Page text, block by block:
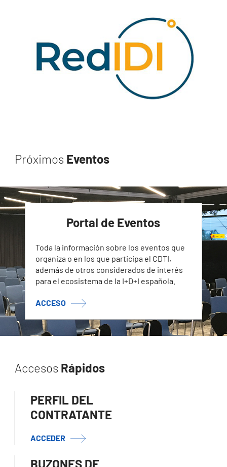
Próximos Eventos
Portal de Eventos
Toda la información sobre los eventos que
organiza o en los que participa el CDTI,
además de otros considerados de interés
para el ecosistema de la I+D+I española.
ACCESO
Accesos Rápidos
PERFIL DEL
CONTRATANTE
ACCEDER
BUZONES DE